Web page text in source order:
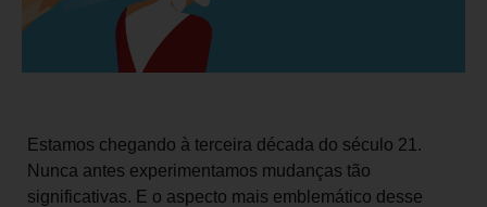
Estamos chegando à terceira década do século 21.
Nunca antes experimentamos mudanças tão
significativas. E o aspecto mais emblemático desse